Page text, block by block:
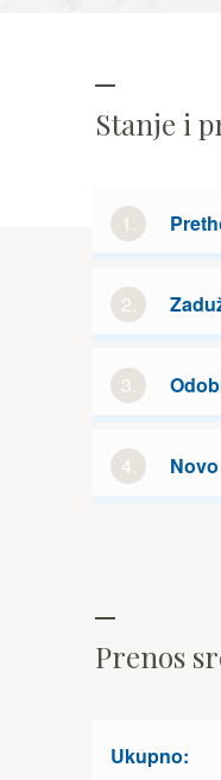
Stanje i
1.
2.
3.
4.
Prenos
Ukupno: